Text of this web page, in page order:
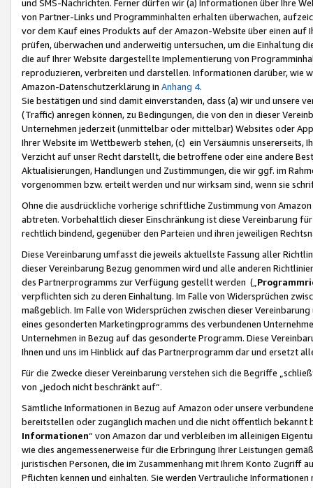
und SMS-Nachrichten. Ferner dürfen wir (a) Informationen über Ihre
von Partner-Links und Programminhalten erhalten überwachen,
vor dem Kauf eines Produkts auf der Amazon-Website über einen
prüfen, überwachen und anderweitig untersuchen, um die Einhaltung
die auf Ihrer Website dargestellte Implementierung von
reproduzieren, verbreiten und darstellen. Informationen darüber, wie
Amazon-Datenschutzerklärung in Anhang 4.
Sie bestätigen und sind damit einverstanden, dass (a) wir und
(Traffic) anregen können, zu Bedingungen, die von den in dieser
Unternehmen jederzeit (unmittelbar oder mittelbar) Websites oder
Ihrer Website im Wettbewerb stehen, (c) ein Versäumnis unsererseits,
Verzicht auf unser Recht darstellt, die betroffene oder eine andere
Aktualisierungen, Handlungen und Zustimmungen, die wir ggf. im
vorgenommen bzw. erteilt werden und nur wirksam sind, wenn sie
Ohne die ausdrückliche vorherige schriftliche Zustimmung von
abtreten. Vorbehaltlich dieser Einschränkung ist diese Vereinbarung
rechtlich bindend, gegenüber den Parteien und ihren jeweiligen
Diese Vereinbarung umfasst die jeweils aktuellste Fassung aller
dieser Vereinbarung Bezug genommen wird und alle anderen
des Partnerprogramms zur Verfügung gestellt werden („
verpflichten sich zu deren Einhaltung. Im Falle von Widersprüchen
maßgeblich. Im Falle von Widersprüchen zwischen dieser
eines gesonderten Marketingprogramms des verbundenen
Unternehmen in Bezug auf das gesonderte Programm. Diese
Ihnen und uns im Hinblick auf das Partnerprogramm dar und ersetzt
Für die Zwecke dieser Vereinbarung verstehen sich die Begriffe
von „jedoch nicht beschränkt auf“.
Sämtliche Informationen in Bezug auf Amazon oder unsere
bereitstellen oder zugänglich machen und die nicht öffentlich
Informationen“ von Amazon dar und verbleiben im alleinigen
wie dies angemessenerweise für die Erbringung Ihrer Leistungen
juristischen Personen, die im Zusammenhang mit Ihrem Konto
Pflichten kennen und einhalten. Sie werden Vertrauliche